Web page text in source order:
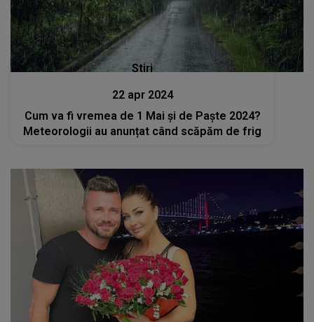
Stiri
22 apr 2024
Cum va fi vremea de 1 Mai și de Paște 2024?
Meteorologii au anunțat când scăpăm de frig